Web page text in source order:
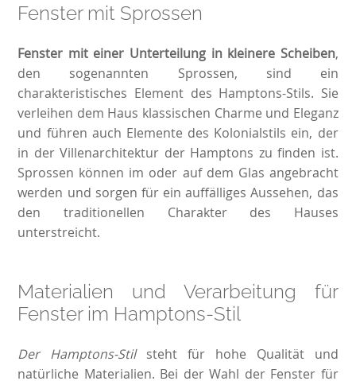
Fenster mit Sprossen
Fenster mit einer Unterteilung in kleinere Scheiben,
den sogenannten Sprossen, sind ein
charakteristisches Element des Hamptons-Stils. Sie
verleihen dem Haus klassischen Charme und Eleganz
und führen auch Elemente des Kolonialstils ein, der
in der Villenarchitektur der Hamptons zu finden ist.
Sprossen können im oder auf dem Glas angebracht
werden und sorgen für ein auffälliges Aussehen, das
den traditionellen Charakter des Hauses
unterstreicht.
Materialien und Verarbeitung für
Fenster im Hamptons-Stil
Der Hamptons-Stilsteht für hohe Qualität und
natürliche Materialien. Bei der Wahl der Fenster für